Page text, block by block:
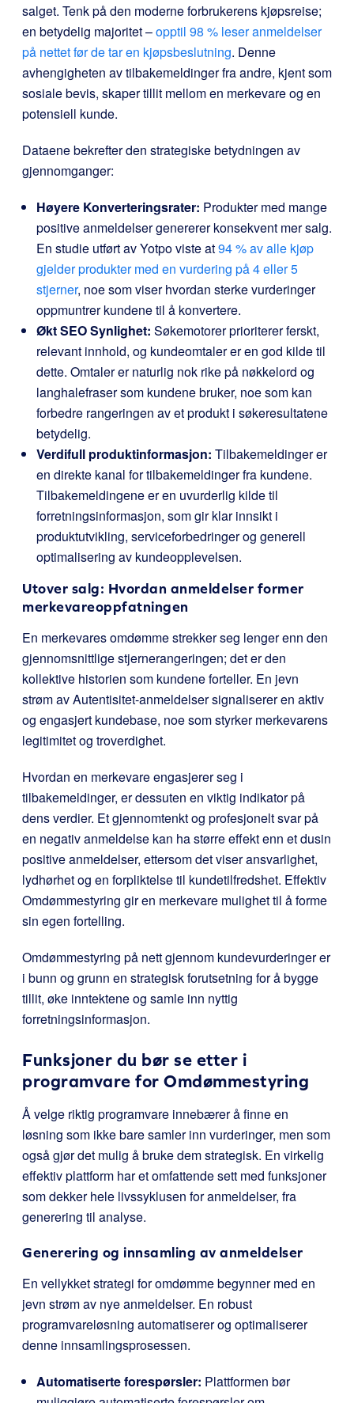
salget. Tenk på den moderne forbrukerens kjøpsreise;
en betydelig majoritet –opptil 98 % leser anmeldelser
på nettet før de tar en kjøpsbeslutning. Denne
avhengigheten av tilbakemeldinger fra andre, kjent som
sosiale bevis, skaper tillit mellom en merkevare og en
potensiell kunde.
Dataene bekrefter den strategiske betydningen av
gjennomganger:
Høyere Konverteringsrater: Produkter med mange
positive anmeldelser genererer konsekvent mer salg.
En studie utført av Yotpo viste at94 % av alle kjøp
gjelder produkter med en vurdering på 4 eller 5
stjerner, noe som viser hvordan sterke vurderinger
oppmuntrer kundene til å konvertere.
Økt SEO Synlighet: Søkemotorer prioriterer ferskt,
relevant innhold, og kundeomtaler er en god kilde til
dette. Omtaler er naturlig nok rike på nøkkelord og
langhalefraser som kundene bruker, noe som kan
forbedre rangeringen av et produkt i søkeresultatene
betydelig.
Verdifull produktinformasjon: Tilbakemeldinger er
en direkte kanal for tilbakemeldinger fra kundene.
Tilbakemeldingene er en uvurderlig kilde til
forretningsinformasjon, som gir klar innsikt i
produktutvikling, serviceforbedringer og generell
optimalisering av kundeopplevelsen.
Utover salg: Hvordan anmeldelser former
merkevareoppfatningen
En merkevares omdømme strekker seg lenger enn den
gjennomsnittlige stjernerangeringen; det er den
kollektive historien som kundene forteller. En jevn
strøm av Autentisitet-anmeldelser signaliserer en aktiv
og engasjert kundebase, noe som styrker merkevarens
legitimitet og troverdighet.
Hvordan en merkevare engasjerer seg i
tilbakemeldinger, er dessuten en viktig indikator på
dens verdier. Et gjennomtenkt og profesjonelt svar på
en negativ anmeldelse kan ha større effekt enn et dusin
positive anmeldelser, ettersom det viser ansvarlighet,
lydhørhet og en forpliktelse til kundetilfredshet. Effektiv
Omdømmestyring gir en merkevare mulighet til å forme
sin egen fortelling.
Omdømmestyring på nett gjennom kundevurderinger er
i bunn og grunn en strategisk forutsetning for å bygge
tillit, øke inntektene og samle inn nyttig
forretningsinformasjon.
Funksjoner du bør se etter i
programvare for Omdømmestyring
Å velge riktig programvare innebærer å finne en
løsning som ikke bare samler inn vurderinger, men som
også gjør det mulig å bruke dem strategisk. En virkelig
effektiv plattform har et omfattende sett med funksjoner
som dekker hele livssyklusen for anmeldelser, fra
generering til analyse.
Generering og innsamling av anmeldelser
En vellykket strategi for omdømme begynner med en
jevn strøm av nye anmeldelser. En robust
programvareløsning automatiserer og optimaliserer
denne innsamlingsprosessen.
Automatiserte forespørsler: Plattformen bør